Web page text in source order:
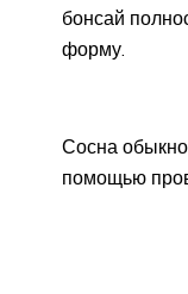
бонсай
форму.
Сосна
помощью